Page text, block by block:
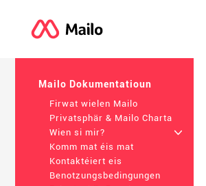
Mailo Dokumentatioun
Firwat wielen Mailo
Privatsphär & Mailo Charta
Wien si mir?
+
Komm mat éis mat
Kontaktéiert eis
Benotzungsbedingungen